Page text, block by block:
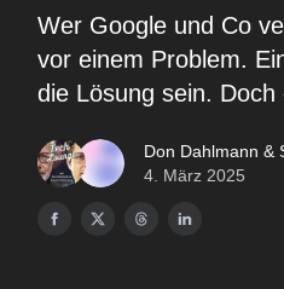
Wer Google und Co
vor einem Problem.
die Lösung sein. Doch
Don Dahlmann &
4. März 2025